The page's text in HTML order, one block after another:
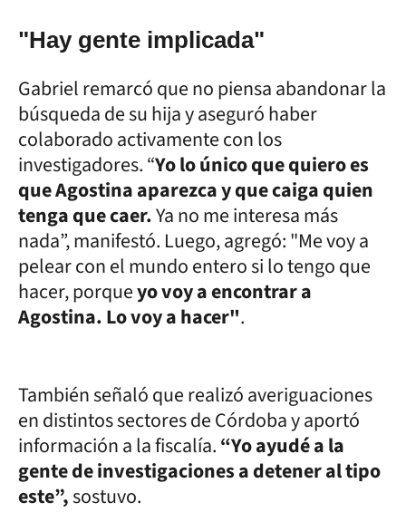
"Hay gente implicada"
Gabriel remarcó que no piensa abandonar la
búsqueda de su hija y aseguró haber
colaborado activamente con los
investigadores. “Yo lo único que quiero es
que Agostina aparezca y que caiga quien
tenga que caer.Ya no me interesa más
nada”, manifestó. Luego, agregó: "Me voy a
pelear con el mundo entero si lo tengo que
hacer, porqueyo voy a encontrar a
Agostina. Lo voy a hacer".
También señaló que realizó averiguaciones
en distintos sectores de Córdoba y aportó
información a la fiscalía.“Yo ayudé a la
gente de investigaciones a detener al tipo
este”,sostuvo.